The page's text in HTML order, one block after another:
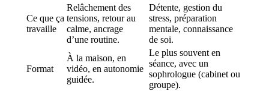
Ce que ça
travaille
Relâchement des
tensions, retour au
calme, ancrage
d’une routine.
Détente, gestion du
stress, préparation
mentale, connaissance
de soi.
Format
À la maison, en
vidéo, en autonomie
guidée.
Le plus souvent en
séance, avec un
sophrologue (cabinet ou
groupe).